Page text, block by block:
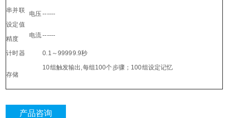
串并联
设定值
精度
电压------
电流------
计时器 0.1 ～99999.9秒
存储
10组触发输出,每组100个步骤；100组设定记忆
产品咨询